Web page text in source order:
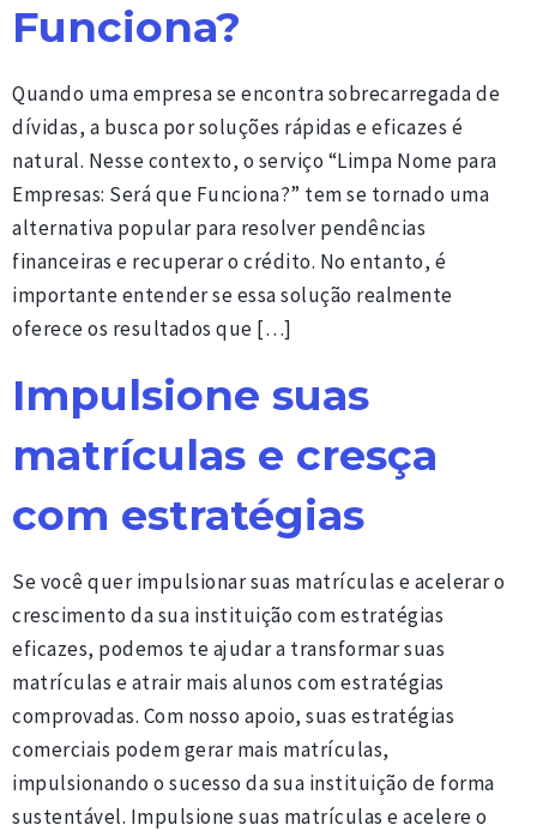
Funciona?
Quando uma empresa se encontra sobrecarregada de
dívidas, a busca por soluções rápidas e eficazes é
natural. Nesse contexto, o serviço “Limpa Nome para
Empresas: Será que Funciona?” tem se tornado uma
alternativa popular para resolver pendências
financeiras e recuperar o crédito. No entanto, é
importante entender se essa solução realmente
oferece os resultados que […]
Impulsione suas
matrículas e cresça
com estratégias
Se você quer impulsionar suas matrículas e acelerar o
crescimento da sua instituição com estratégias
eficazes, podemos te ajudar a transformar suas
matrículas e atrair mais alunos com estratégias
comprovadas. Com nosso apoio, suas estratégias
comerciais podem gerar mais matrículas,
impulsionando o sucesso da sua instituição de forma
sustentável. Impulsione suas matrículas e acelere o